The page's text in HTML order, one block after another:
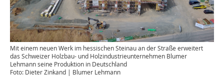
Mit einem neuen Werk im hessischen Steinau an der Straße erweitert
das Schweizer Holzbau- und Holzindustrieunternehmen Blumer
Lehmann seine Produktion in Deutschland
Foto: Dieter Zinkand | Blumer Lehmann